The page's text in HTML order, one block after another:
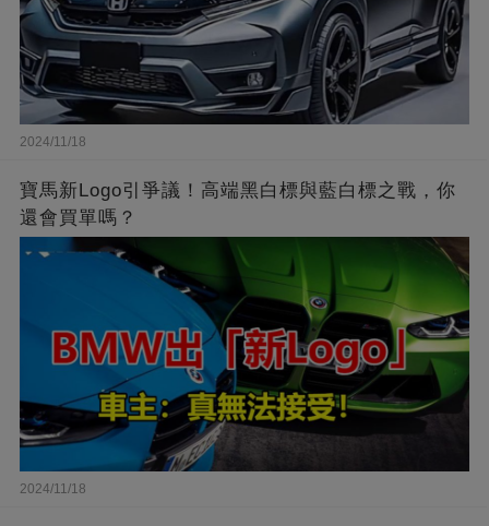
2024/11/18
寶馬新Logo引爭議！高端黑白標與藍白標之戰，你
還會買單嗎？
2024/11/18